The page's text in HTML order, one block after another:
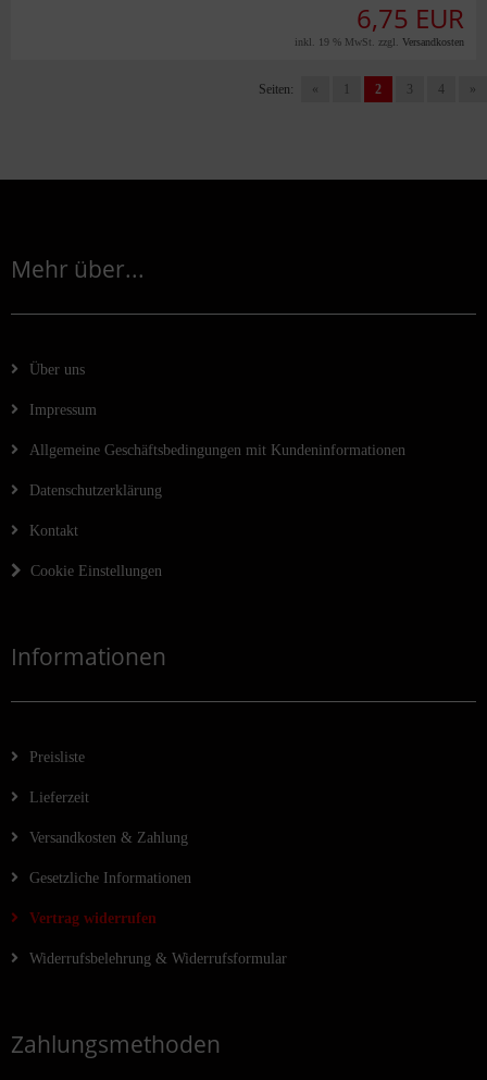
6,75 EUR
inkl. 19 % MwSt. zzgl. Versandkosten
Seiten: « 2 3 4 »
Mehr über...
Über uns
Impressum
Allgemeine Geschäftsbedingungen mit Kundeninformationen
Datenschutzerklärung
Kontakt
Cookie Einstellungen
Informationen
Preisliste
Lieferzeit
Versandkosten & Zahlung
Gesetzliche Informationen
Vertrag widerrufen
Widerrufsbelehrung & Widerrufsformular
Zahlungsmethoden